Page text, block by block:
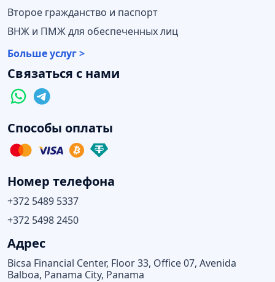
Второе гражданство и паспорт
ВНЖ и ПМЖ для обеспеченных лиц
Больше услуг >
Связаться с нами
Способы оплаты
Номер телефона
+372 5489 5337
+372 5498 2450
Адрес
Bicsa Financial Center, Floor 33, Office 07, Avenida
Balboa, Panama City, Panama